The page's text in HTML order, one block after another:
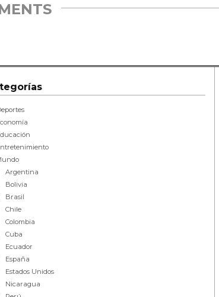
Argentina
Bolivia
Brasil
Chile
Colombia
Cuba
Ecuador
España
Estados Unidos
Nicaragua